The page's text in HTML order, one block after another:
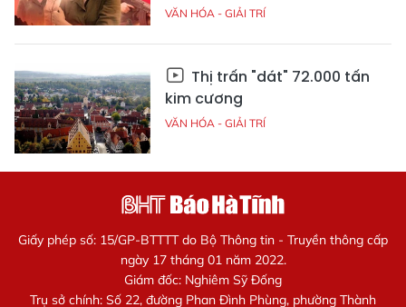
VĂN HÓA - GIẢI TRÍ
Thị trấn "dát" 72.000 tấn
kim cương
VĂN HÓA - GIẢI TRÍ
Giấy phép số: 15/GP-BTTTT do Bộ Thông tin - Truyền thông cấp
ngày 17 tháng 01 năm 2022.
Giám đốc: Nghiêm Sỹ Đống
Trụ sở chính: Số 22, đường Phan Đình Phùng, phường Thành